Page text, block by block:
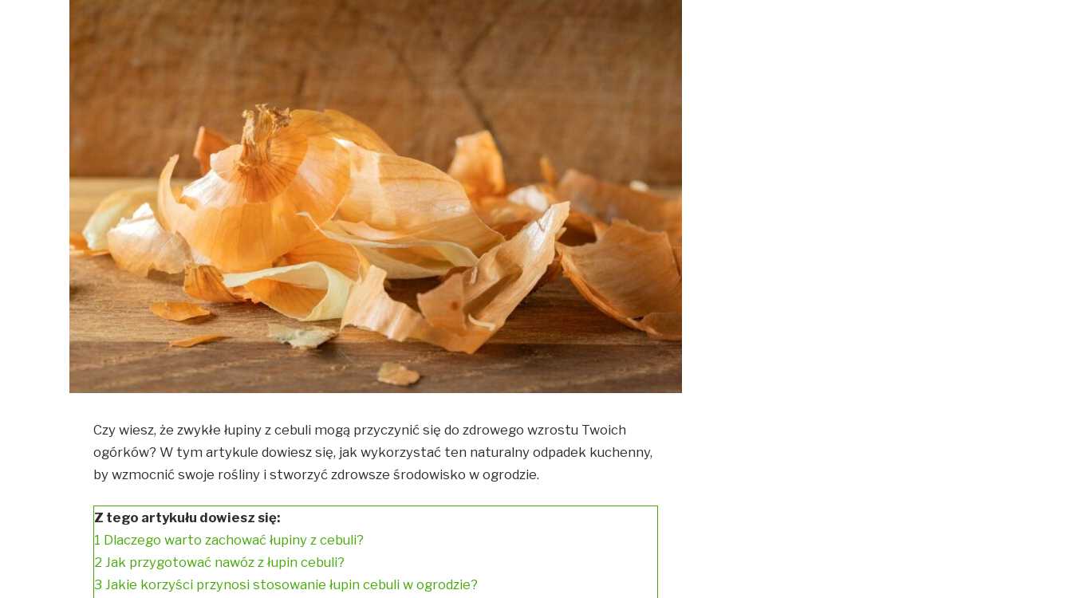
Czy wiesz, że zwykłe łupiny z cebuli mogą przyczynić się do zdrowego wzrostu Twoich
ogórków? W tym artykule dowiesz się, jak wykorzystać ten naturalny odpadek kuchenny,
by wzmocnić swoje rośliny i stworzyć zdrowsze środowisko w ogrodzie.
Z tego artykułu dowiesz się:
1 Dlaczego warto zachować łupiny z cebuli?
2 Jak przygotować nawóz z łupin cebuli?
3 Jakie korzyści przynosi stosowanie łupin cebuli w ogrodzie?